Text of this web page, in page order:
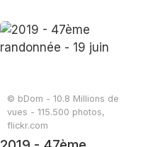
© bDom - 10.8 Millions de
vues - 115.500 photos,
flickr.com